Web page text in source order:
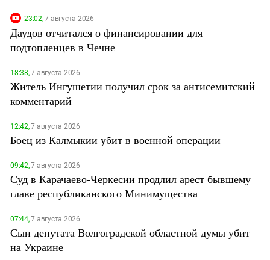
23:02,7 августа 2026
Даудов отчитался о финансировании для
подтопленцев в Чечне
18:38,7 августа 2026
Житель Ингушетии получил срок за антисемитский
комментарий
12:42,7 августа 2026
Боец из Калмыкии убит в военной операции
09:42,7 августа 2026
Суд в Карачаево-Черкесии продлил арест бывшему
главе республиканского Минимущества
07:44,7 августа 2026
Сын депутата Волгоградской областной думы убит
на Украине